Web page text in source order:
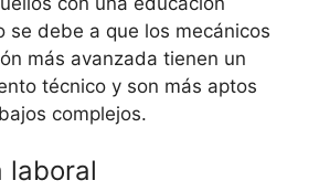
se debe a que los mecánicos
más avanzada tienen un
técnico y son más aptos
complejos.
laboral